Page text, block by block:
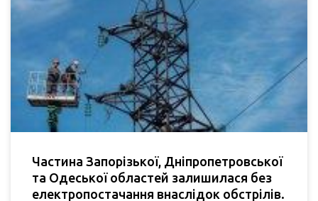
Частина Запорізької, Дніпропетровської
та Одеської областей залишилася без
електропостачання внаслідок обстрілів.